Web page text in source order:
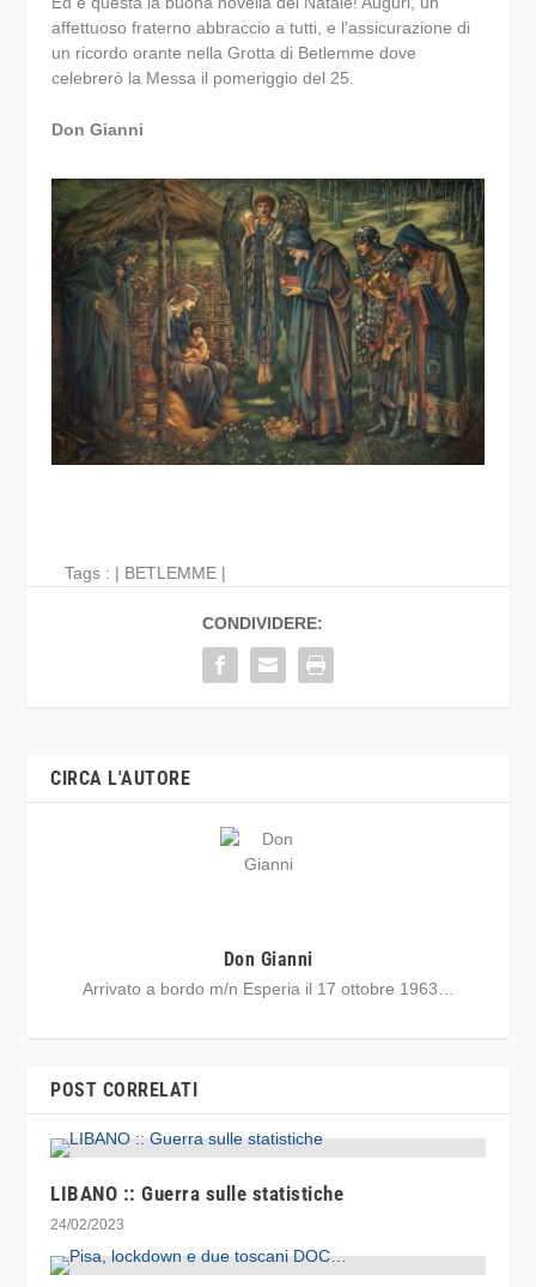
affettuoso fraterno abbraccio a tutti, e l’assicurazione di
un ricordo orante nella Grotta di Betlemme dove
celebrerò la Messa il pomeriggio del 25.
Don Gianni
Tags : | BETLEMME |
CONDIVIDERE:
CIRCA L'AUTORE
Don Gianni
Arrivato a bordo m/n Esperia il 17 ottobre 1963…
POST CORRELATI
LIBANO :: Guerra sulle statistiche
24/02/2023